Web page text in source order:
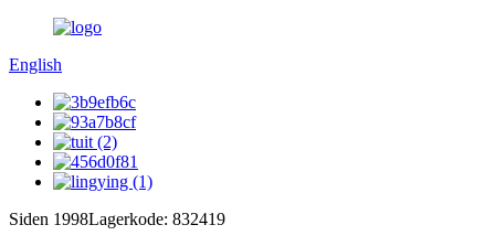
English
Siden 1998Lagerkode: 832419